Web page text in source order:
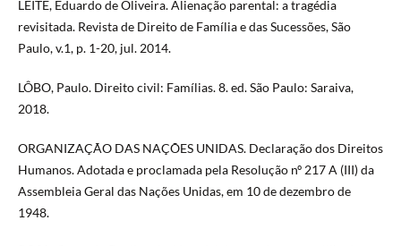
LEITE, Eduardo de Oliveira. Alienação parental: a tragédia
revisitada. Revista de Direito de Família e das Sucessões, São
Paulo, v.1, p. 1-20, jul. 2014.
LÔBO, Paulo. Direito civil: Famílias. 8. ed. São Paulo: Saraiva,
2018.
ORGANIZAÇÃO DAS NAÇÕES UNIDAS. Declaração dos Direitos
Humanos. Adotada e proclamada pela Resolução nº 217 A (III) da
Assembleia Geral das Nações Unidas, em 10 de dezembro de
1948.